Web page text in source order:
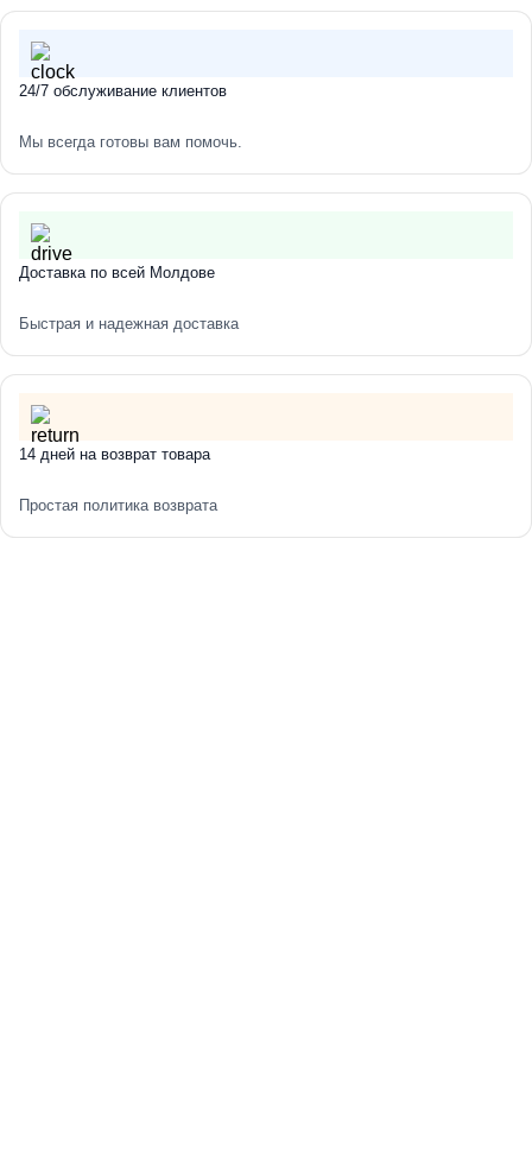
24/7 обслуживание клиентов
Мы всегда готовы вам помочь.
Доставка по всей Молдове
Быстрая и надежная доставка
14 дней на возврат товара
Простая политика возврата